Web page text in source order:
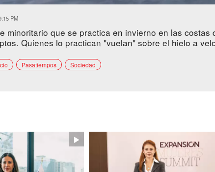
36.40%
PM
minoritario que se practica en invierno en las costas
Quienes lo practican "vuelan" sobre el hielo a
Pasatiempos Sociedad